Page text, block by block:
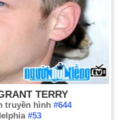
TERRY
truyền hình #644
#53